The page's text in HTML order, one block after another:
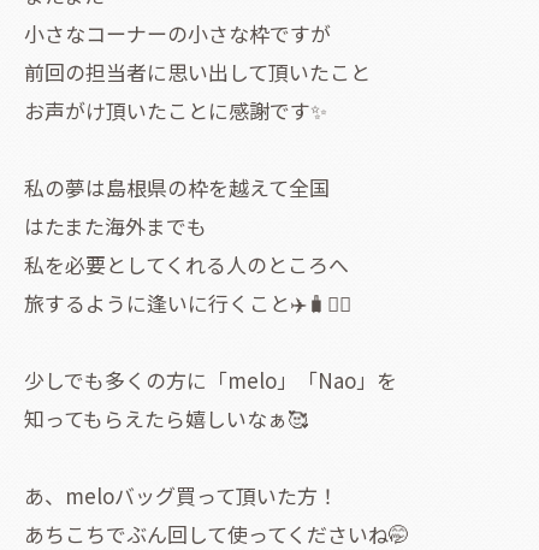
小さなコーナーの小さな枠ですが
前回の担当者に思い出して頂いたこと
お声がけ頂いたことに感謝です✨
私の夢は島根県の枠を越えて全国
はたまた海外までも
私を必要としてくれる人のところへ
旅するように逢いに行くこと✈️🧳🧚‍♀️
少しでも多くの方に「melo」「Nao」を
知ってもらえたら嬉しいなぁ🥰
あ、meloバッグ買って頂いた方！
あちこちでぶん回して使ってくださいね🤭